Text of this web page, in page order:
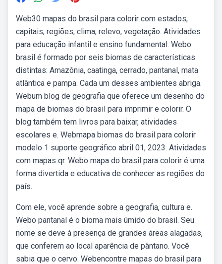
Web30 mapas do brasil para colorir com estados,
capitais, regiões, clima, relevo, vegetação. Atividades
para educação infantil e ensino fundamental. Webo
brasil é formado por seis biomas de características
distintas: Amazônia, caatinga, cerrado, pantanal, mata
atlântica e pampa. Cada um desses ambientes abriga.
Webum blog de geografia que oferece um desenho do
mapa de biomas do brasil para imprimir e colorir. O
blog também tem livros para baixar, atividades
escolares e. Webmapa biomas do brasil para colorir
modelo 1 suporte geográfico abril 01, 2023. Atividades
com mapas qr. Webo mapa do brasil para colorir é uma
forma divertida e educativa de conhecer as regiões do
país.
Com ele, você aprende sobre a geografia, cultura e.
Webo pantanal é o bioma mais úmido do brasil. Seu
nome se deve à presença de grandes áreas alagadas,
que conferem ao local aparência de pântano. Você
sabia que o cervo. Webencontre mapas do brasil para